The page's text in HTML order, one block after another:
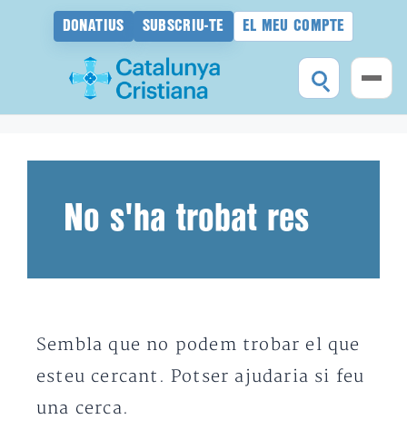
DONATIUS SUBSCRIU-TE EL MEU COMPTE
No s'ha trobat res
Sembla que no podem trobar el que
esteu cercant. Potser ajudaria si feu
una cerca.